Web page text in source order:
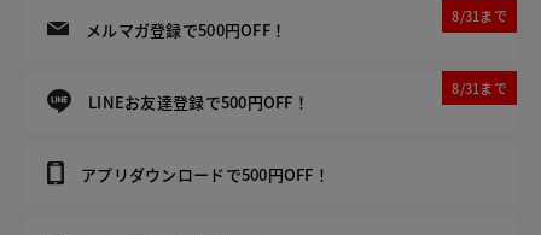
メルマガ登録で500円OFF！
8/31まで
LINEお友達登録で500円OFF！
8/31まで
アプリダウンロードで500円OFF！